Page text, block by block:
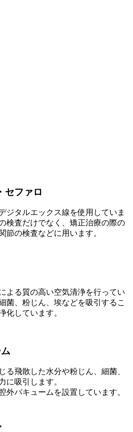
セファロ
ジタルエックス線を使用していま
検査だけでなく、矯正治療の際の
節の検査などに用います。
よる質の高い空気清浄を行ってい
菌、粉じん、埃などを吸引するこ
化しています。
る飛散した水分や粉じん、細菌、
に吸引します。
外バキュームを設置しています。